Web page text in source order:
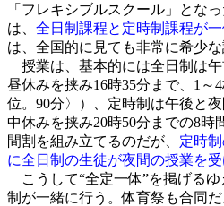
「フレキシブルスクール」とな
は、 全日制課程と定時制課程が
は、全国的に見ても非常に希少な
授業は、基本的には全日制は午
昼休みを挟み16時35分まで、1～
位。90分〉）、定時制は午後と
中休みを挟み20時50分までの8時
間割を組み立てるのだが、 定時
に全日制の生徒が夜間の授業を
こうして“全定一体”を掲げる
制が一緒に行う。体育祭も合同